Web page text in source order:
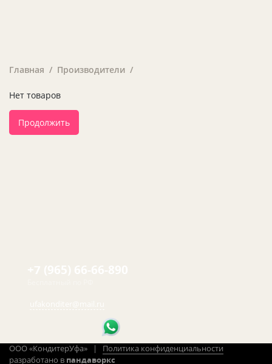
Главная Производители
Нет товаров
Продолжить
ООО «КондитерУфа» | Политика конфиденциальности
разработано в пандаворкс